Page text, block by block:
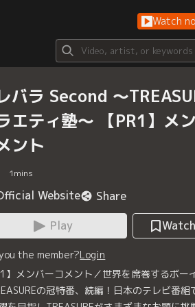
Watch
バラ Second ～
エティ塾～ 【PR1】メ
ント
1mins
Website
Share
Play
the member?Login
】メンバーコメント／世界を席巻するボー
の冠特番、続編！日本のテレビ番組